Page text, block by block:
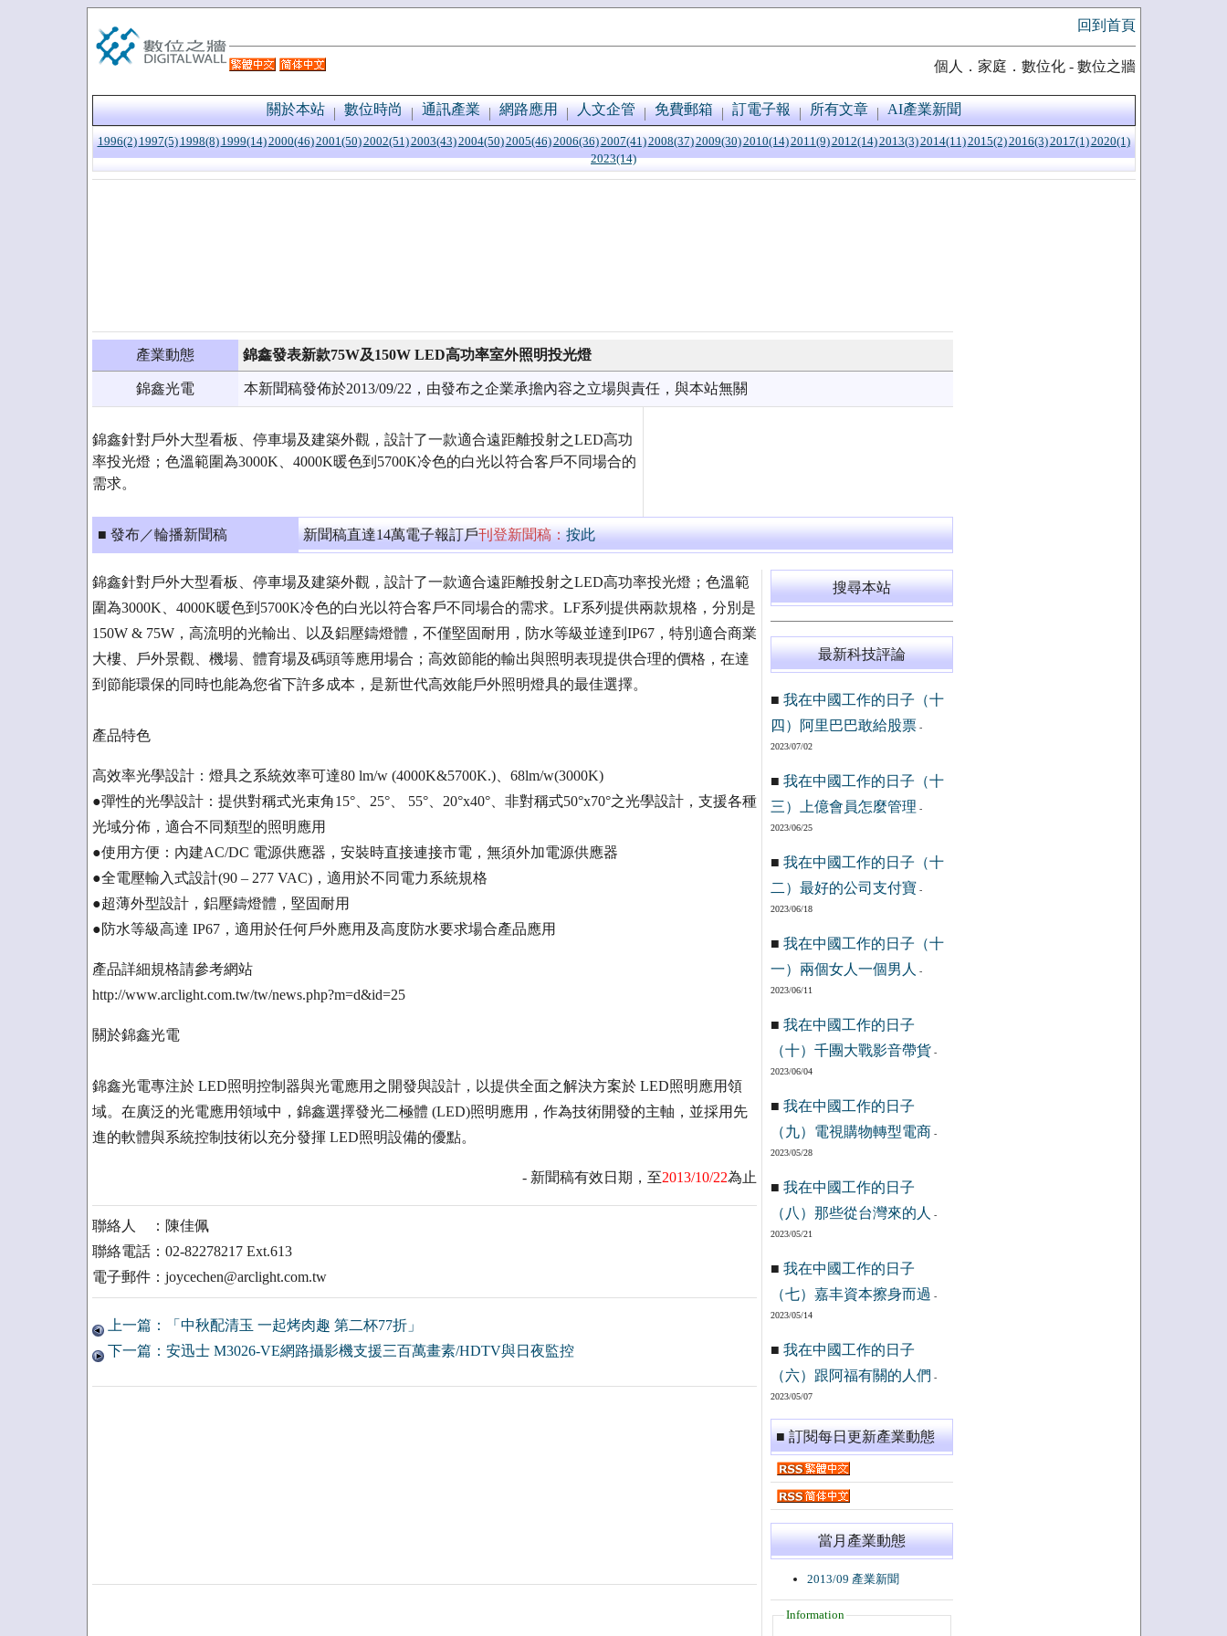
回到首頁
個人．家庭．數位化 - 數位之牆
關於本站 數位時尚 通訊產業 網路應用 人文企管 免費郵箱 訂電子報 所有文章 AI產業新聞
1996(2) 1997(5) 1998(8) 1999(14)2000(46)2001(50)2002(51)2003(43)2004(50)2005(46)2006(36)2007(41)2008(37)2009(30)2010(14)2011(9)2012(14)2013(3)2014(11)2015(2)2016(3)2017(1)2020(1)
2023(14)
產業動態 錦鑫發表新款75W及150W LED高功率室外照明投光燈
錦鑫光電 本新聞稿發佈於2013/09/22，由發布之企業承擔內容之立場與責任，與本站無關
錦鑫針對戶外大型看板、停車場及建築外觀，設計了一款適合遠距離投射之LED高功
率投光燈；色溫範圍為3000K、4000K暖色到5700K冷色的白光以符合客戶不同場合的
需求。
■ 發布／輪播新聞稿 新聞稿直達14萬電子報訂戶刊登新聞稿：按此
錦鑫針對戶外大型看板、停車場及建築外觀，設計了一款適合遠距離投射之LED高功率投光燈；色溫範
圍為3000K、4000K暖色到5700K冷色的白光以符合客戶不同場合的需求。LF系列提供兩款規格，分別是
150W & 75W，高流明的光輸出、以及鋁壓鑄燈體，不僅堅固耐用，防水等級並達到IP67，特別適合商業
大樓、戶外景觀、機場、體育場及碼頭等應用場合；高效節能的輸出與照明表現提供合理的價格，在達
到節能環保的同時也能為您省下許多成本，是新世代高效能戶外照明燈具的最佳選擇。
產品特色
高效率光學設計：燈具之系統效率可達80 lm/w (4000K&5700K.)、68lm/w(3000K)
●彈性的光學設計：提供對稱式光束角15°、25°、 55°、20°x40°、非對稱式50°x70°之光學設計，支援各種
光域分佈，適合不同類型的照明應用
●使用方便：內建AC/DC 電源供應器，安裝時直接連接市電，無須外加電源供應器
●全電壓輸入式設計(90 – 277 VAC)，適用於不同電力系統規格
●超薄外型設計，鋁壓鑄燈體，堅固耐用
●防水等級高達 IP67，適用於任何戶外應用及高度防水要求場合產品應用
產品詳細規格請參考網站
http://www.arclight.com.tw/tw/news.php?m=d&id=25
關於錦鑫光電
錦鑫光電專注於 LED照明控制器與光電應用之開發與設計，以提供全面之解決方案於 LED照明應用領
域。在廣泛的光電應用領域中，錦鑫選擇發光二極體 (LED)照明應用，作為技術開發的主軸，並採用先
進的軟體與系統控制技術以充分發揮 LED照明設備的優點。
- 新聞稿有效日期，至2013/10/22為止
聯絡人 ：陳佳佩
聯絡電話：02-82278217 Ext.613
電子郵件：joycechen@arclight.com.tw
上一篇：「中秋配清玉 一起烤肉趣 第二杯77折」
下一篇：安迅士 M3026-VE網路攝影機支援三百萬畫素/HDTV與日夜監控
搜尋本站
最新科技評論
■ 我在中國工作的日子（十
四）阿里巴巴敢給股票-
2023/07/02
■ 我在中國工作的日子（十
三）上億會員怎麼管理 -
2023/06/25
■ 我在中國工作的日子（十
二）最好的公司支付寶 -
2023/06/18
■ 我在中國工作的日子（十
一）兩個女人一個男人
-
2023/06/11
■ 我在中國工作的日子
（十）千團大戰影音帶貨 -
2023/06/04
■ 我在中國工作的日子
（九）電視購物轉型電商 -
2023/05/28
■ 我在中國工作的日子
（八）那些從台灣來的人
-
2023/05/21
■ 我在中國工作的日子
（七）嘉丰資本擦身而過 -
2023/05/14
■ 我在中國工作的日子
（六）跟阿福有關的人們 -
2023/05/07
■ 訂閱每日更新產業動態
當月產業動態
2013/09 產業新聞
Information